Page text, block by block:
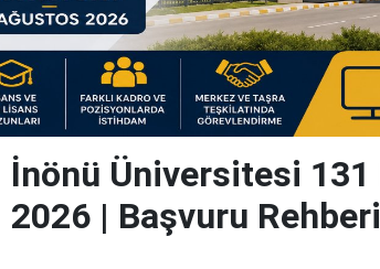
İnönü Üniversitesi 131
2026 | Başvuru Rehberi